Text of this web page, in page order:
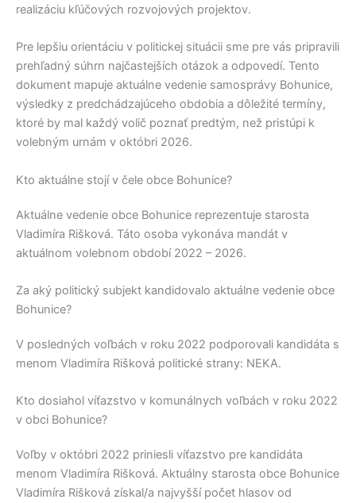
realizáciu kľúčových rozvojových projektov.
Pre lepšiu orientáciu v politickej situácii sme pre vás pripravili
prehľadný súhrn najčastejších otázok a odpovedí. Tento
dokument mapuje aktuálne vedenie samosprávy Bohunice,
výsledky z predchádzajúceho obdobia a dôležité termíny,
ktoré by mal každý volič poznať predtým, než pristúpi k
volebným urnám v októbri 2026.
Kto aktuálne stojí v čele obce Bohunice?
Aktuálne vedenie obce Bohunice reprezentuje starosta
Vladimíra Rišková. Táto osoba vykonáva mandát v
aktuálnom volebnom období 2022 – 2026.
Za aký politický subjekt kandidovalo aktuálne vedenie obce
Bohunice?
V posledných voľbách v roku 2022 podporovali kandidáta s
menom Vladimíra Rišková politické strany: NEKA.
Kto dosiahol víťazstvo v komunálnych voľbách v roku 2022
v obci Bohunice?
Voľby v októbri 2022 priniesli víťazstvo pre kandidáta
menom Vladimíra Rišková. Aktuálny starosta obce Bohunice
Vladimíra Rišková získal/a najvyšší počet hlasov od